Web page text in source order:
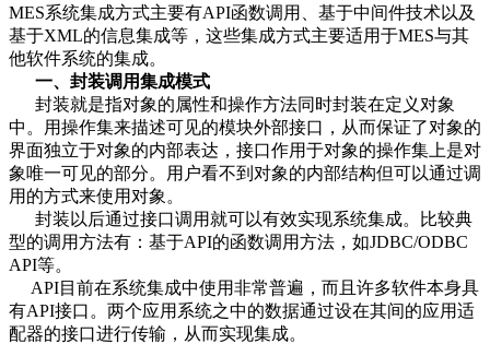
MES系统集成方式主要有API函数调用、基于中间件技术以及
基于XML的信息集成等，这些集成方式主要适用于MES与其
他软件系统的集成。
一、封装调用集成模式
封装就是指对象的属性和操作方法同时封装在定义对象
中。用操作集来描述可见的模块外部接口，从而保证了对象的
界面独立于对象的内部表达，接口作用于对象的操作集上是对
象唯一可见的部分。用户看不到对象的内部结构但可以通过调
用的方式来使用对象。
封装以后通过接口调用就可以有效实现系统集成。比较典
型的调用方法有：基于API的函数调用方法，如JDBC/ODBC
API等。
API目前在系统集成中使用非常普遍，而且许多软件本身具
有API接口。两个应用系统之中的数据通过设在其间的应用适
配器的接口进行传输，从而实现集成。